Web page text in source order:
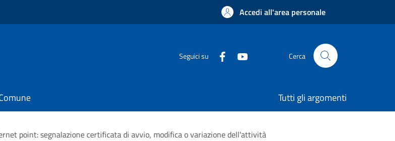
Accedi all'area personale
Seguici su Cerca
Tutti gli argomenti
point: segnalazione certificata di avvio, modifica o variazione dell'attività